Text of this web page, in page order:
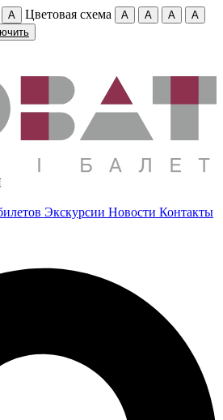
A Цветовая схема A A A
A
Экскурсии Новости Контакты